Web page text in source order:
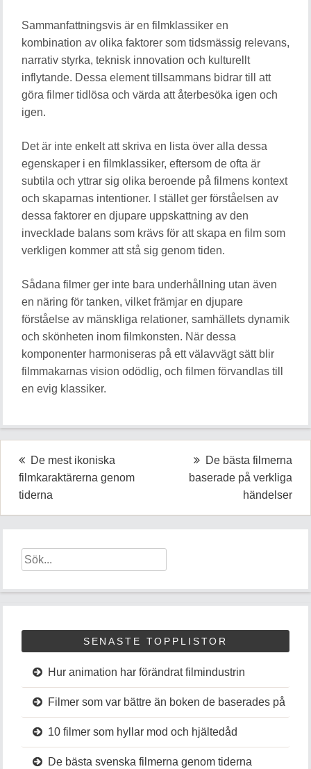
Sammanfattningsvis är en filmklassiker en
kombination av olika faktorer som tidsmässig relevans,
narrativ styrka, teknisk innovation och kulturellt
inflytande. Dessa element tillsammans bidrar till att
göra filmer tidlösa och värda att återbesöka igen och
igen.
Det är inte enkelt att skriva en lista över alla dessa
egenskaper i en filmklassiker, eftersom de ofta är
subtila och yttrar sig olika beroende på filmens kontext
och skaparnas intentioner. I stället ger förståelsen av
dessa faktorer en djupare uppskattning av den
invecklade balans som krävs för att skapa en film som
verkligen kommer att stå sig genom tiden.
Sådana filmer ger inte bara underhållning utan även
en näring för tanken, vilket främjar en djupare
förståelse av mänskliga relationer, samhällets dynamik
och skönheten inom filmkonsten. När dessa
komponenter harmoniseras på ett välavvägt sätt blir
filmmakarnas vision odödlig, och filmen förvandlas till
en evig klassiker.
Inläggsnavigering
De mest ikoniska
filmkaraktärerna genom
tiderna
De bästa filmerna
baserade på verkliga
händelser
SENASTE TOPPLISTOR
Hur animation har förändrat filmindustrin
Filmer som var bättre än boken de baserades på
10 filmer som hyllar mod och hjältedåd
De bästa svenska filmerna genom tiderna